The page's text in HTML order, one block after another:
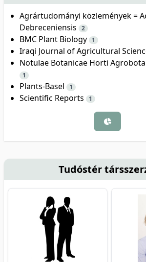
Agrártudományi közlemények =
Debreceniensis
2
BMC Plant Biology 1
Iraqi Journal of Agricultural
Notulae Botanicae Horti
1
Plants-Basel 1
Scientific Reports 1
Tudóstér